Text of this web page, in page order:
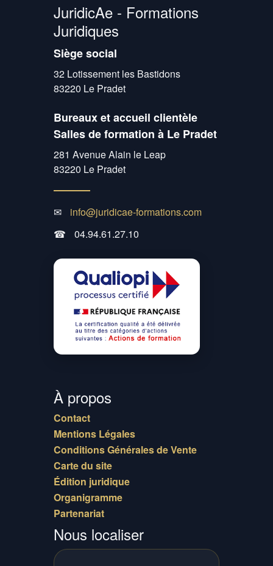
JuridicAe - Formations
Juridiques
Siège social
32 Lotissement les Bastidons
83220 Le Pradet
Bureaux et accueil clientèle
Salles de formation à Le Pradet
281 Avenue Alain le Leap
83220 Le Pradet
✉
info@juridicae-formations.com
☎
04.94.61.27.10
À propos
Contact
Mentions Légales
Conditions Générales de Vente
Carte du site
Édition juridique
Organigramme
Partenariat
Nous localiser